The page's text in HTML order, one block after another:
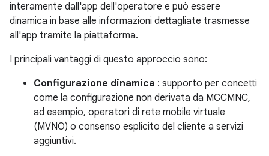
interamente dall'app dell'operatore e può essere
dinamica in base alle informazioni dettagliate trasmesse
all'app tramite la piattaforma.
I principali vantaggi di questo approccio sono:
Configurazione dinamica : supporto per concetti
come la configurazione non derivata da MCCMNC,
ad esempio, operatori di rete mobile virtuale
(MVNO) o consenso esplicito del cliente a servizi
aggiuntivi.